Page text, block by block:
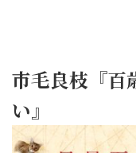
市毛良枝『百
い』